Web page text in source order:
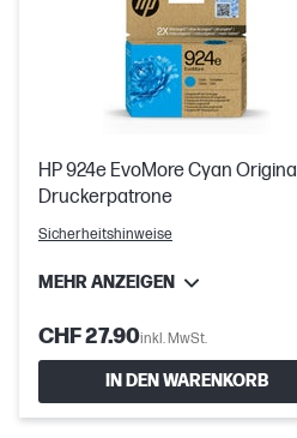
HP 924e EvoMore Cyan Original
Druckerpatrone
Sicherheitshinweise
MEHR ANZEIGEN
CHF 27.90inkl. MwSt.
IN DEN WARENKORB